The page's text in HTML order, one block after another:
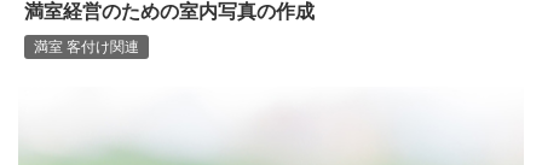
満室経営のための室内写真の作成
満室 客付け関連